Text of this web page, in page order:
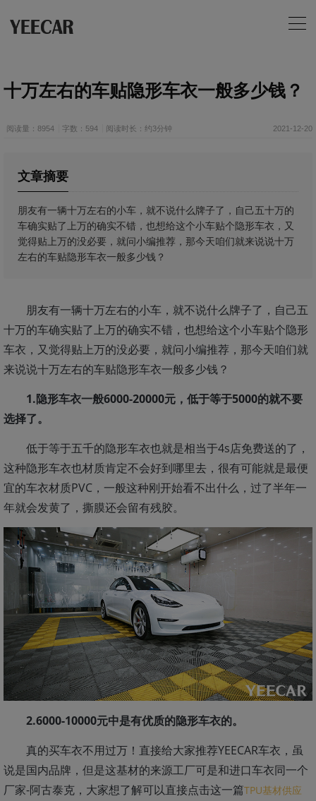
十万左右的车贴隐形车衣一般多少钱？
阅读量：8954 字数：594 阅读时长：约3分钟 2021-12-20
文章摘要
朋友有一辆十万左右的小车，就不说什么牌子了，自己五十万的
车确实贴了上万的确实不错，也想给这个小车贴个隐形车衣，又
觉得贴上万的没必要，就问小编推荐，那今天咱们就来说说十万
左右的车贴隐形车衣一般多少钱？
朋友有一辆十万左右的小车，就不说什么牌子了，自己五
十万的车确实贴了上万的确实不错，也想给这个小车贴个隐形
车衣，又觉得贴上万的没必要，就问小编推荐，那今天咱们就
来说说十万左右的车贴隐形车衣一般多少钱？
1.隐形车衣一般6000-20000元，低于等于5000的就不要
选择了。
低于等于五千的隐形车衣也就是相当于4s店免费送的了，
这种隐形车衣也材质肯定不会好到哪里去，很有可能就是最便
宜的车衣材质PVC，一般这种刚开始看不出什么，过了半年一
年就会发黄了，撕膜还会留有残胶。
2.6000-10000元中是有优质的隐形车衣的。
真的买车衣不用过万！直接给大家推荐YEECAR车衣，虽
说是国内品牌，但是这基材的来源工厂可是和进口车衣同一个
厂家-阿古泰克，大家想了解可以直接点击这一篇TPU基材供应